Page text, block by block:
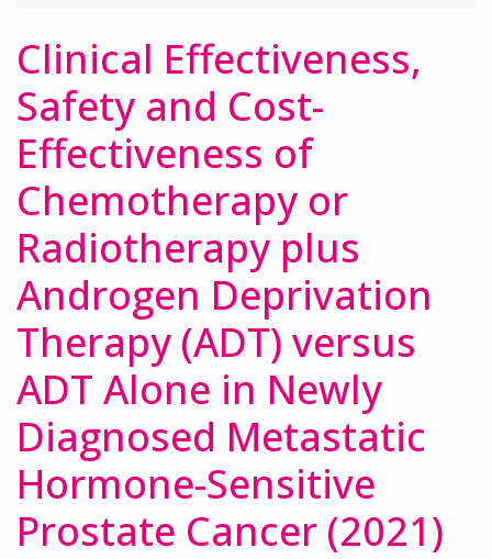
Clinical Effectiveness,
Safety and Cost-
Effectiveness of
Chemotherapy or
Radiotherapy plus
Androgen Deprivation
Therapy (ADT) versus
ADT Alone in Newly
Diagnosed Metastatic
Hormone-Sensitive
Prostate Cancer (2021)